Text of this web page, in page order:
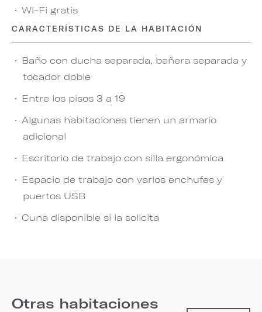
Wi-Fi gratis
CARACTERÍSTICAS DE LA HABITACIÓN
Baño con ducha separada, bañera separada y
tocador doble
Entre los pisos 3 a 19
Algunas habitaciones tienen un armario
adicional
Escritorio de trabajo con silla ergonómica
Espacio de trabajo con varios enchufes y
puertos USB
Cuna disponible si la solicita
Otras habitaciones